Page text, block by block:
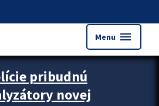
Menu menu
pribudnú
novej